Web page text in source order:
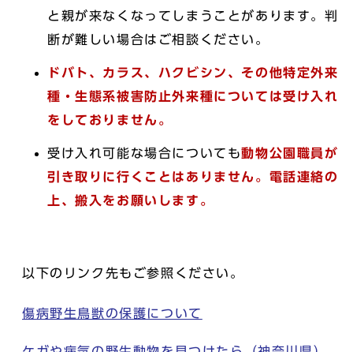
と親が来なくなってしまうことがあります。判
断が難しい場合はご相談ください。
ドバト、カラス、ハクビシン、その他特定外来
種・生態系被害防止外来種については受け入れ
をしておりません。
受け入れ可能な場合についても動物公園職員が
引き取りに行くことはありません。電話連絡の
上、搬入をお願いします。
以下のリンク先もご参照ください。
傷病野生鳥獣の保護について